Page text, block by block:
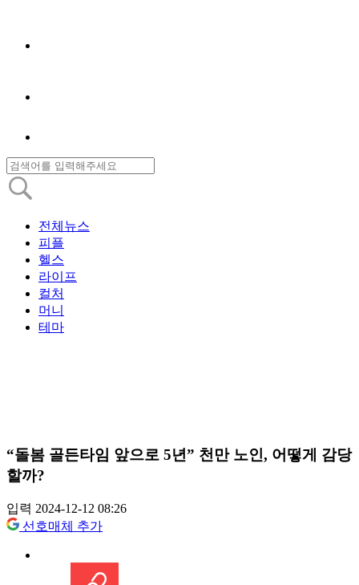
전체뉴스
피플
헬스
라이프
컬처
머니
테마
“돌봄 골든타임 앞으로 5년” 천만 노인, 어떻게 감당
할까?
입력 2024-12-12 08:26
선호매체 추가